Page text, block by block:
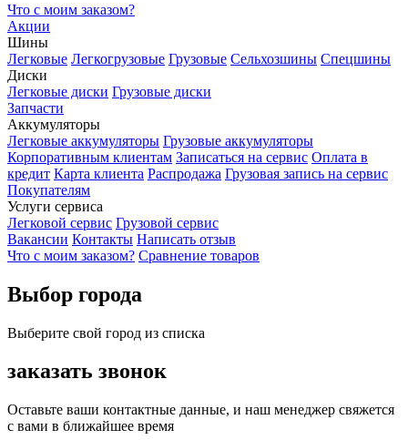
Что с моим заказом?
Акции
Шины
Легковые Легкогрузовые Грузовые Сельхозшины Спецшины
Диски
Легковые диски Грузовые диски
Запчасти
Аккумуляторы
Легковые аккумуляторы Грузовые аккумуляторы
Корпоративным клиентам Записаться на сервис Оплата в
кредит Карта клиента Распродажа Грузовая запись на сервис
Покупателям
Услуги сервиса
Легковой сервис Грузовой сервис
Вакансии Контакты Написать отзыв
Что с моим заказом? Сравнение товаров
Выбор города
Выберите свой город из списка
заказать звонок
Оставьте ваши контактные данные, и наш менеджер свяжется
с вами в ближайшее время